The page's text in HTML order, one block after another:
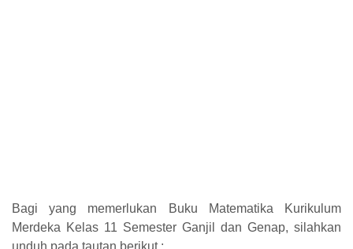
Bagi yang memerlukan Buku Matematika Kurikulum
Merdeka Kelas 11 Semester Ganjil dan Genap, silahkan
unduh pada tautan berikut :